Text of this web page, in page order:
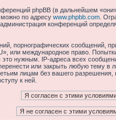
phpBB (в дальнейшем
по адресу www.phpbb.com.
конференций
порнографических сообщений,
или международное право.
нужным. IP-адреса всех
или закрыть любую тему
лицам без вашего
к ней.